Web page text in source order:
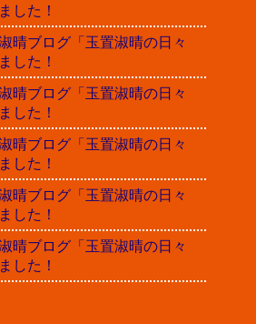
した！
ブログ「玉置淑晴の日々
した！
ブログ「玉置淑晴の日々
した！
ブログ「玉置淑晴の日々
した！
ブログ「玉置淑晴の日々
した！
ブログ「玉置淑晴の日々
した！